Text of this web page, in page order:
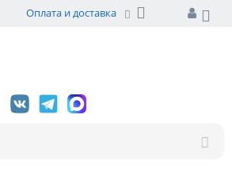
Оплата и доставка